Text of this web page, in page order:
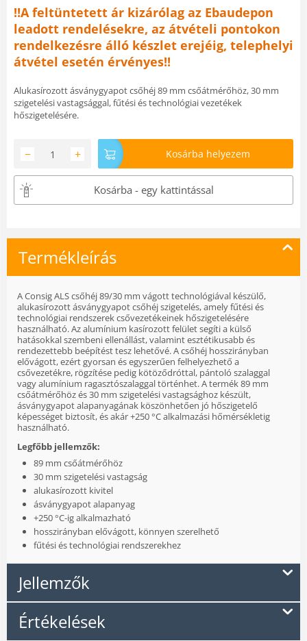
!!A feltüntetett ár kizárólag az Ebaudepon
leadott rendelésekre, az átvételi pontokon
rendelkezésre álló készlet erejéig, telephelyi
átvétel esetén érvényes!!
Alukasírozott ásványgyapot csőhéj 89 mm csőátmérőhöz, 30 mm
szigetelési vastagsággal, fűtési és technológiai vezetékek
hőszigetelésére.
+
− Kosárba helyezem
Kosárba - egy kattintással
Termékleírás
A Consig ALS csőhéj 89/30 mm vágott technológiával készülő,
alukasírozott ásványgyapot csőhéj szigetelés, amely fűtési és
technológiai rendszerek csővezetékeinek hőszigetelésére
használható. Az alumínium kasírozott felület segíti a külső
hatásokkal szembeni ellenállást, valamint esztétikusabb és
rendezettebb beépítést tesz lehetővé. A csőhéj hosszirányban
elővágott, ezért gyorsan és egyszerűen felhelyezhető a
csővezetékre, rögzítése pedig kötöződróttal, pántoló szalaggal
vagy alumínium ragasztószalaggal történhet. A termék 89 mm
csőátmérőhöz és 30 mm szigetelési vastagsághoz készült,
ásványgyapot alapanyagának köszönhetően jó hőszigetelő
képességet biztosít, és akár +250 °C alkalmazási hőmérsékletig
használható.
Legfőbb jellemzők:
89 mm csőátmérőhöz
30 mm szigetelési vastagság
alukasírozott kivitel
ásványgyapot alapanyag
+250 °C-ig alkalmazható
hosszirányban elővágott, könnyen szerelhető
fűtési és technológiai rendszerekhez
Jellemzők
Értékelések